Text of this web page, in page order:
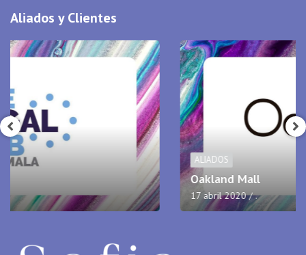
Aliados y Clientes
ALIADOS
17 abril 2020 .